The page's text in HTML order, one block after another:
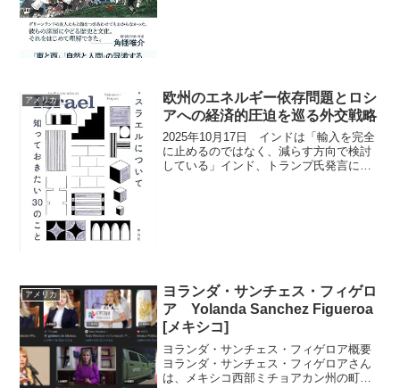
アメリカ
欧州のエネルギー依存問題とロシ
アへの経済的圧迫を巡る外交戦略
2025年10月17日 インドは「輸入を完全
に止めるのではなく、減らす方向で検討
している」インド、トランプ氏発言に慎
アメリカ
ヨランダ・サンチェス・フィゲロ
ア Yolanda Sanchez Figueroa
[メキシコ]
ヨランダ・サンチェス・フィゲロア概要
ヨランダ・サンチェス・フィゲロアさん
は、メキシコ西部ミチョアカン州の町の